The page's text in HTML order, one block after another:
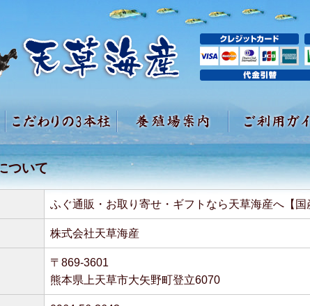
ついて
ふぐ通販・お取り寄せ・ギフトなら天草海産へ【国
株式会社天草海産
〒869-3601
熊本県上天草市大矢野町登立6070